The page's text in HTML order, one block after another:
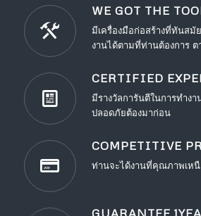
WE GOT THE
มีเครื่องมือก่อสร้างที่ทันสมั
งานได้ตามที่ท่านต้องการ
CERTIFIED
มีรางวัลการันตีในการทำง
ปลอดภัยต้องมาก่อน
COMPETITIVE
ท่านจะได้งานที่คุณภาพเห